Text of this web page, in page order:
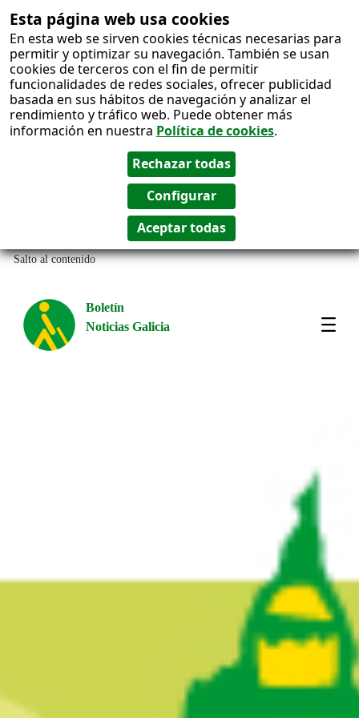
Esta página web usa cookies
En esta web se sirven cookies técnicas necesarias para
permitir y optimizar su navegación. También se usan
cookies de terceros con el fin de permitir
funcionalidades de redes sociales, ofrecer publicidad
basada en sus hábitos de navegación y analizar el
rendimiento y tráfico web. Puede obtener más
información en nuestra Política de cookies.
Salto al contenido
Boletín
Noticias Galicia